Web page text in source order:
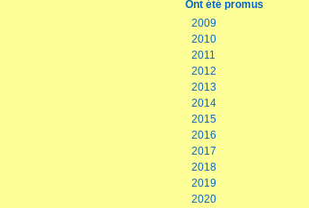
Ont été promus
2009
2010
2011
2012
2013
2014
2015
2016
2017
2018
2019
2020